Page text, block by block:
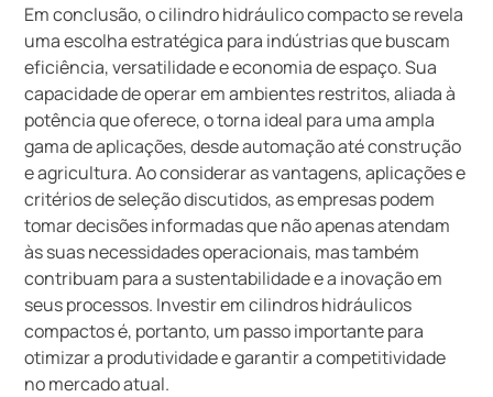
Em conclusão, o cilindro hidráulico compacto se revela
uma escolha estratégica para indústrias que buscam
eficiência, versatilidade e economia de espaço. Sua
capacidade de operar em ambientes restritos, aliada à
potência que oferece, o torna ideal para uma ampla
gama de aplicações, desde automação até construção
e agricultura. Ao considerar as vantagens, aplicações e
critérios de seleção discutidos, as empresas podem
tomar decisões informadas que não apenas atendam
às suas necessidades operacionais, mas também
contribuam para a sustentabilidade e a inovação em
seus processos. Investir em cilindros hidráulicos
compactos é, portanto, um passo importante para
otimizar a produtividade e garantir a competitividade
no mercado atual.